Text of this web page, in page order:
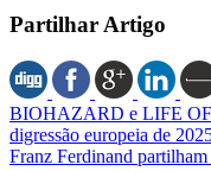
Partilhar Artigo
BIOHAZARD e LIFE OF
digressão europeia de
Franz Ferdinand